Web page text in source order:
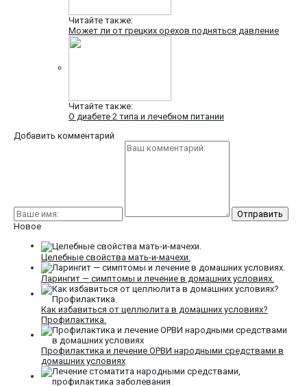
Читайте также:
Может ли от грецких орехов подняться давление
Читайте также:
О диабете 2 типа и лечебном питании
Добавить комментарий
Новое
Целебные свойства мать-и-мачехи.
Ларингит — симптомы и лечение в домашних условиях.
Как избавиться от целлюлита в домашних условиях?
Профилактика.
Профилактика и лечение ОРВИ народными средствами в
домашних условиях